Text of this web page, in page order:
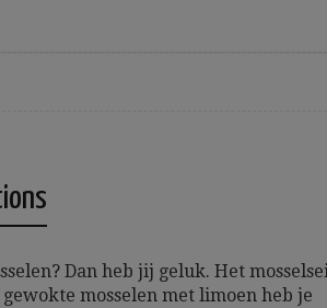
Dan heb jij geluk. Het
mosselen met limoen heb je